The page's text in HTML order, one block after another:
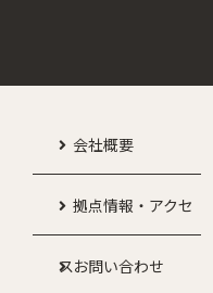
会社概要
拠点情報・アクセ
スお問い合わせ